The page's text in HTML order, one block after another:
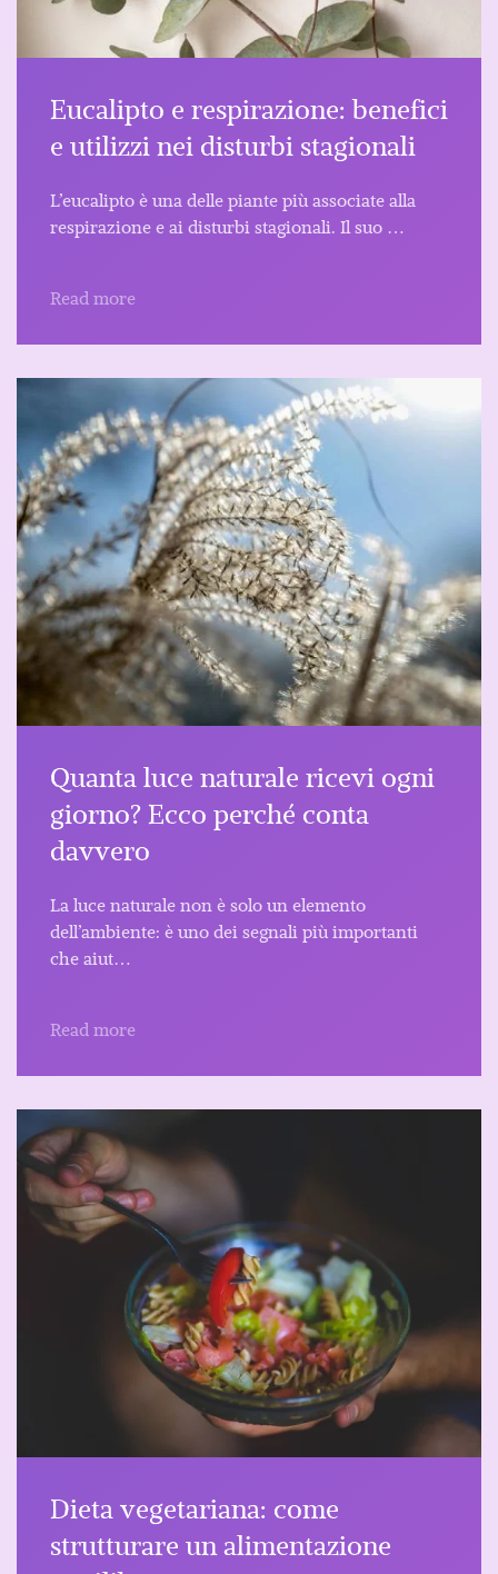
Eucalipto e respirazione: benefici
e utilizzi nei disturbi stagionali
L’eucalipto è una delle piante più associate alla
respirazione e ai disturbi stagionali. Il suo …
Read more
Quanta luce naturale ricevi ogni
giorno? Ecco perché conta
davvero
La luce naturale non è solo un elemento
dell’ambiente: è uno dei segnali più importanti
che aiut…
Read more
Dieta vegetariana: come
strutturare un alimentazione